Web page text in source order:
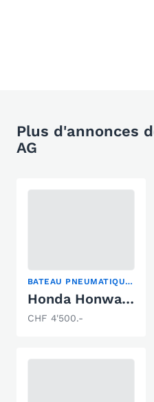
Plus d'annonces
AG
BATEAU PNEUMATIQUE PLIABLE
Honda Honwave T35 / 8PS
CHF 4'500.-